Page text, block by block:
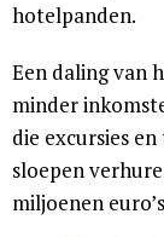
hotelpanden.
Een daling van
minder
die excursies
sloepen
miljoenen